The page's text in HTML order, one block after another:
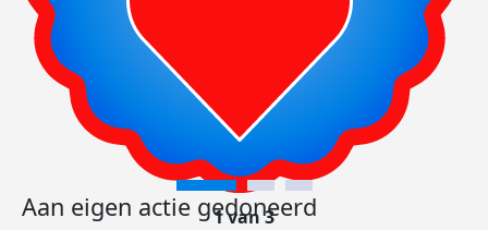
Aan eigen actie gedoneerd
1 van 3